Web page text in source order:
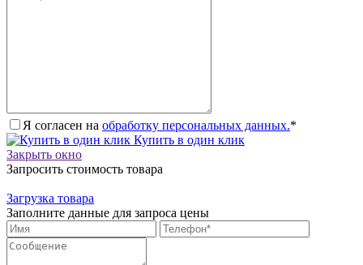
Я согласен на обработку персональных данных.*
Купить в один клик
Закрыть окно
Запросить стоимость товара
Загрузка товара
Заполните данные для запроса цены